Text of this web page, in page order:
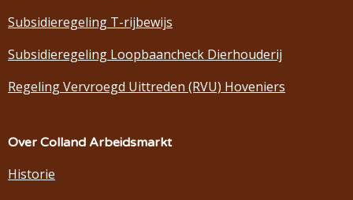
Subsidieregeling T-rijbewijs
Subsidieregeling Loopbaancheck Dierhouderij
Regeling Vervroegd Uittreden (RVU) Hoveniers
Over Colland Arbeidsmarkt
Historie